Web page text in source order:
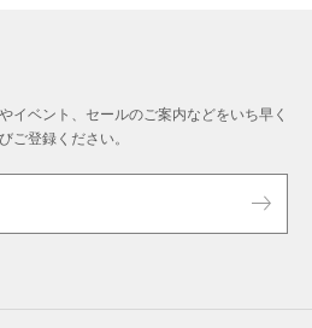
イベント、セールのご案内などをいち早く
ご登録ください。